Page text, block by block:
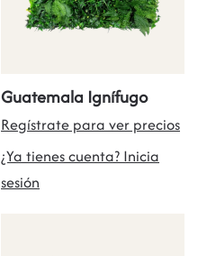
Guatemala Ignífugo
Regístrate para ver precios
¿Ya tienes cuenta? Inicia
sesión